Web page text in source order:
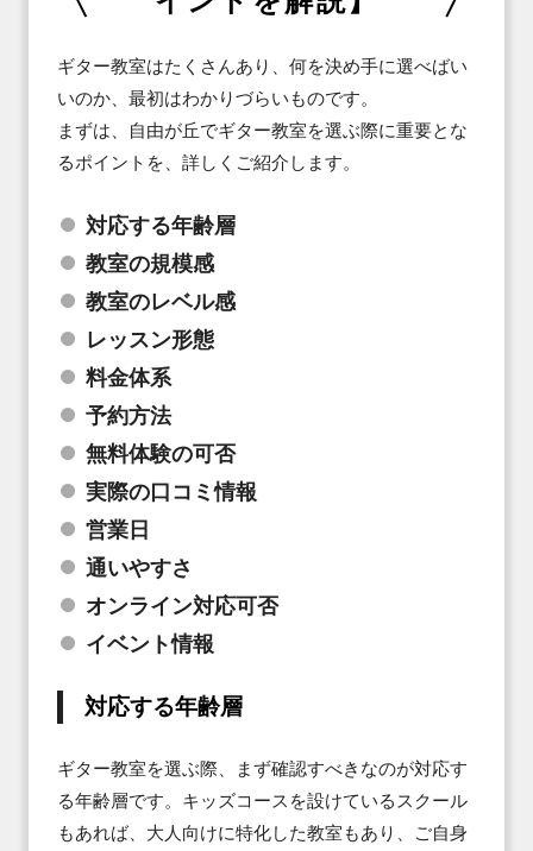
ギター教室はたくさんあり、何を決め手に選べばい
いのか、最初はわかりづらいものです。
まずは、自由が丘でギター教室を選ぶ際に重要とな
るポイントを、詳しくご紹介します。
対応する年齢層
教室の規模感
教室のレベル感
レッスン形態
料金体系
予約方法
無料体験の可否
実際の口コミ情報
営業日
通いやすさ
オンライン対応可否
イベント情報
対応する年齢層
ギター教室を選ぶ際、まず確認すべきなのが対応す
る年齢層です。キッズコースを設けているスクール
もあれば、大人向けに特化した教室もあり、ご自身